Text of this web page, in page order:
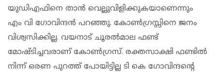
യുഡിഎഫിനെ താന്‍ വെല്ലുവിളിക്കുകയാണെന്നും
എം വി ഗോവിന്ദന്‍ പറഞ്ഞു. കോണ്‍ഗ്രസ്സിനെ ജനം
വിശ്വസിക്കില്ല. വയനാട് ചൂരല്‍മാല ഫണ്ട്
മോഷ്ടിച്ചവരാണ് കോണ്‍ഗ്രസ്. രക്തസാക്ഷി ഫണ്ടില്‍
നിന്ന് ഒരണ പുറത്ത് പോയിട്ടില്ല ടി കെ ഗോവിന്ദന്റെ